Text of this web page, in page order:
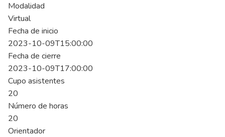
Modalidad
Virtual
Fecha de inicio
2023-10-09T15:00:00
Fecha de cierre
2023-10-09T17:00:00
Cupo asistentes
20
Número de horas
20
Orientador